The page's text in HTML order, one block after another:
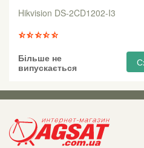
Hikvision DS-2CD1202-I3
Більше не
випускається